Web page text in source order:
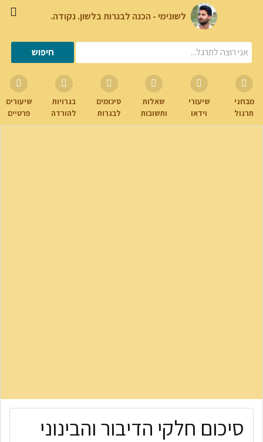
לשונימי - הכנה לבגרות בלשון. נקודה.
מבחני
תרגול
שיעורי
וידאו
שאלות
ותשובות
סיכומים
לבגרות
בגרויות
להורדה
שיעורים
פרטיים
סיכום חלקי הדיבור והבינוני